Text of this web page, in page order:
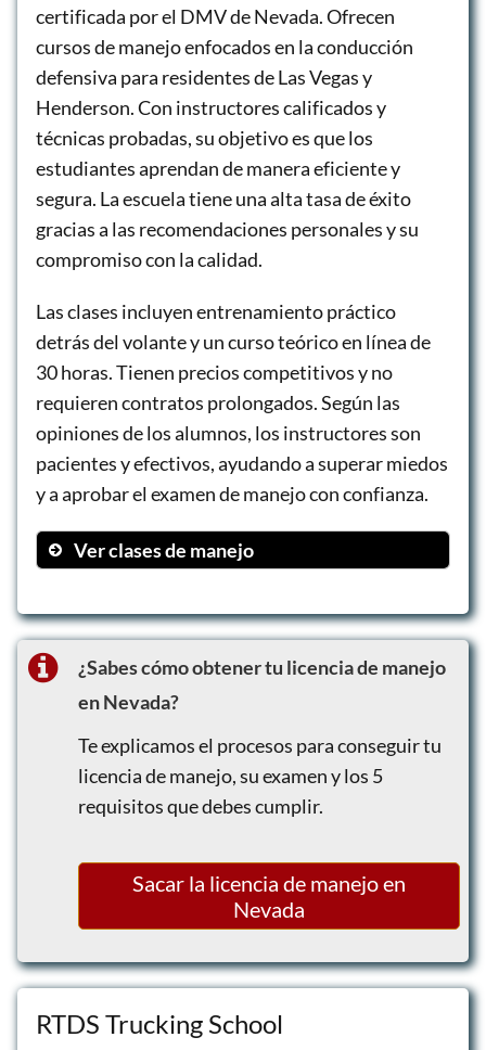
certificada por el DMV de Nevada. Ofrecen
cursos de manejo enfocados en la conducción
defensiva para residentes de Las Vegas y
Henderson. Con instructores calificados y
técnicas probadas, su objetivo es que los
estudiantes aprendan de manera eficiente y
segura. La escuela tiene una alta tasa de éxito
gracias a las recomendaciones personales y su
compromiso con la calidad.
Las clases incluyen entrenamiento práctico
detrás del volante y un curso teórico en línea de
30 horas. Tienen precios competitivos y no
requieren contratos prolongados. Según las
opiniones de los alumnos, los instructores son
pacientes y efectivos, ayudando a superar miedos
y a aprobar el examen de manejo con confianza.
Ver clases de manejo
Curso teórico en línea
¿Sabes cómo obtener tu licencia de manejo
en Nevada?
Te explicamos el procesos para conseguir tu
licencia de manejo, su examen y los 5
requisitos que debes cumplir.
Sacar la licencia de manejo en
Nevada
RTDS Trucking School